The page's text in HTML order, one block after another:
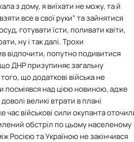
з дому, я виїхати не можу, та й
все в свої руки” та зайнятися
готувати їсти, поливати квіти,
ну і так далі. Трохи
відпочити, попутно подивитися
ДНР призупиняє загальну
що додаткові війська не
посміявся над цією новиною, адже
великі втрати в плані
час військові сили окупанта
обстріл по цьому населеному
Росією та Україною не закінчився